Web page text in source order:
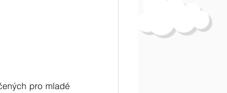
pro mladé